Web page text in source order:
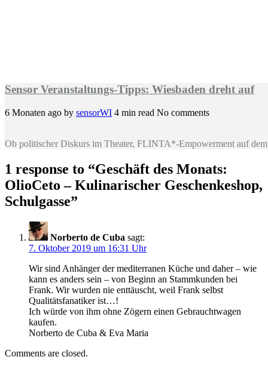
Sensor Veranstaltungs-Tipps: Wiesbaden dreht auf
6 Monaten ago by sensorWI 4 min read No comments
Ob politischer Diskurs im Theater, FLINTA*-Empowerment auf
1 response to “Geschäft des Monats:
OlioCeto – Kulinarischer Geschenkeshop,
Schulgasse”
Norberto de Cuba sagt:
7. Oktober 2019 um 16:31 Uhr
Wir sind Anhänger der mediterranen Küche und daher – wie
kann es anders sein – von Beginn an Stammkunden bei
Frank. Wir wurden nie enttäuscht, weil Frank selbst
Qualitätsfanatiker ist…!
Ich würde von ihm ohne Zögern einen Gebrauchtwagen
kaufen.
Norberto de Cuba & Eva Maria
Comments are closed.